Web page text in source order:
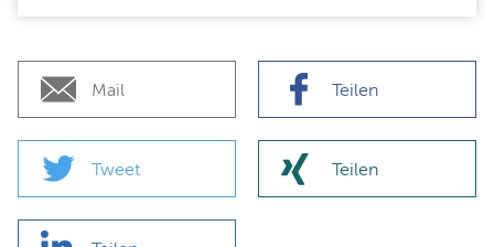
Mail Teilen
Tweet Teilen